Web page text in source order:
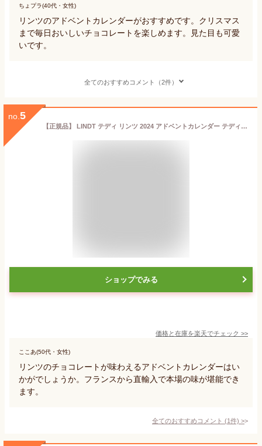
ちょプラ(40代・女性)
リンツのアドベントカレンダーがおすすめです。クリスマス
まで毎日おいしいチョコレートを楽しめます。見た目も可愛
いです。
全てのおすすめコメント（2件）
no. 5
【正規品】 LINDT テディ リンツ 2024 アドベントカレンダー テディベアー チョコレート スイーッツ お菓子 クリスマスアドベントカレンダー クリスマスギフト クリスマスプレゼント コスメ 海外通販 送料無料 フランスより直送
ショップでみる
価格と在庫を楽天でチェック >>
ここあ(50代・女性)
リンツのチョコレートが味わえるアドベントカレンダーはい
かがでしょうか。フランスから直輸入で本場の味が堪能でき
ます。
全てのおすすめコメント (1件) >